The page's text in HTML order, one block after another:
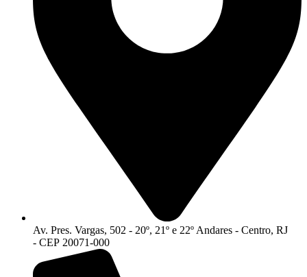
Av. Pres. Vargas, 502 - 20º, 21º e 22º Andares - Centro, RJ
- CEP 20071-000